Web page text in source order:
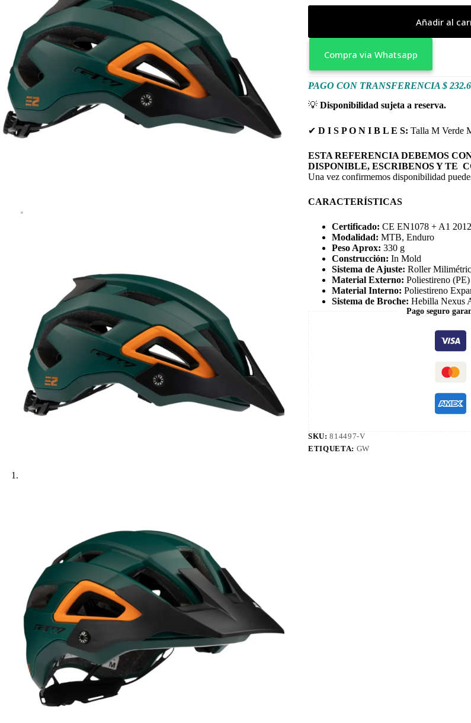
Añadir al
Compra via Whatsapp
PAGO CON TRANSFERENCIA $
💡 Disponibilidad sujeta a reserva.
✔ D I S P O N I B L E S: Talla M Verde
ESTA REFERENCIA DEBEMOS
DISPONIBLE, ESCRIBENOS Y TE
Una vez confirmemos disponibilidad
CARACTERÍSTICAS
Certificado: CE EN1078 + A1 2012
Modalidad: MTB, Enduro
Peso Aprox: 330 g
Construcción: In Mold
Sistema de Ajuste: Roller
Material Externo: Poliestireno (PE)
Material Interno: Poliestireno
Sistema de Broche: Hebilla Nexus
Pago seguro
SKU:814497-V
ETIQUETA: GW